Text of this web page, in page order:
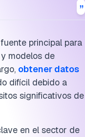
principal para
modelos de
obtener datos
difícil debido a
significativos de
en el sector de